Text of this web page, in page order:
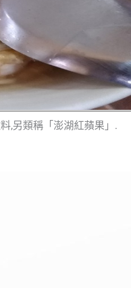
,另類稱「澎湖紅蘋果」.